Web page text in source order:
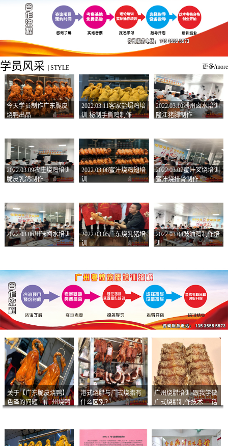
学员风采 STYLE 更多/more
今天学员制作广东脆皮
烧鸭出品
2022.03.11客家盐焗鸡培
训 秘制手撕鸡制作
2022.03.10潮州卤水培训
隆江猪脚制作
2022.03.09农庄烧鸡培训
脆皮乳鸽制作
2022.03.08蜜汁烧鸡翅培
训
2022.03.07蜜汁叉烧培训
蜜汁烧排骨制作
2022.03.06川味卤水培训
2022.03.05广东烧乳猪培
训
2022.03.04豉油鸡制作培
训
关于【广东脆皮烧鸭】
色泽的问题---[广州烧鸭
港式烧腊与广式烧腊有
什么区别？
广州烧腊培训-跟我学做
广式烧腊制作技术----话